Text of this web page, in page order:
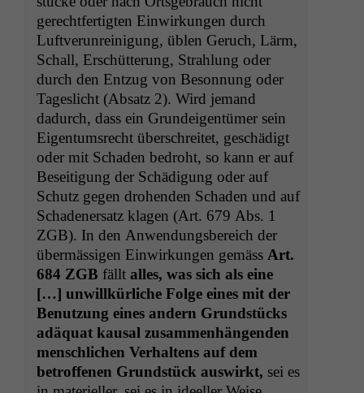
gerecht­fer­tigten Ein­wirkun­gen durch
Luftverun­reini­gung, üblen Geruch, Lärm,
Schall, Erschüt­terung, Strahlung oder
durch den Entzug von Beson­nung oder
Tages­licht (Absatz 2). Wird jemand
dadurch, dass ein Grun­deigen­tümer sein
Eigen­tum­srecht über­schre­it­et, geschädigt
oder mit Schaden bedro­ht, so kann er auf
Besei­t­i­gung der Schädi­gung oder auf
Schutz gegen dro­hen­den Schaden und auf
Schaden­er­satz kla­gen (Art. 679 Abs. 1
ZGB). In den Anwen­dungs­bere­ich der
über­mäs­si­gen Ein­wirkun­gen gemäss Art.
684 ZGB fällt alles, was sich als eine
[…] unwillkür­liche Folge eines mit der
Benutzung eines andern Grund­stücks
adäquat kausal zusam­men­hän­gen­den
men­schlichen Ver­hal­tens auf dem
betrof­fe­nen Grund­stück auswirkt, sei es